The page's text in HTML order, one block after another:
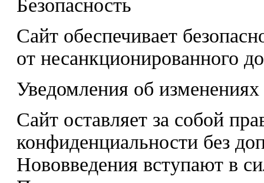
Безопасность
Сайт обеспечивает
от несанкционированного
Уведомления об изменениях
Сайт оставляет за собой
конфиденциальности без
Нововведения вступают в